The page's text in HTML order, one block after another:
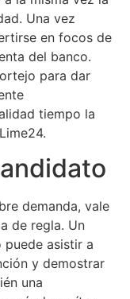
Una vez
en focos de
del banco.
para dar
tiempo la
demanda, vale
de regla. Un
asistir a
y demostrar
una